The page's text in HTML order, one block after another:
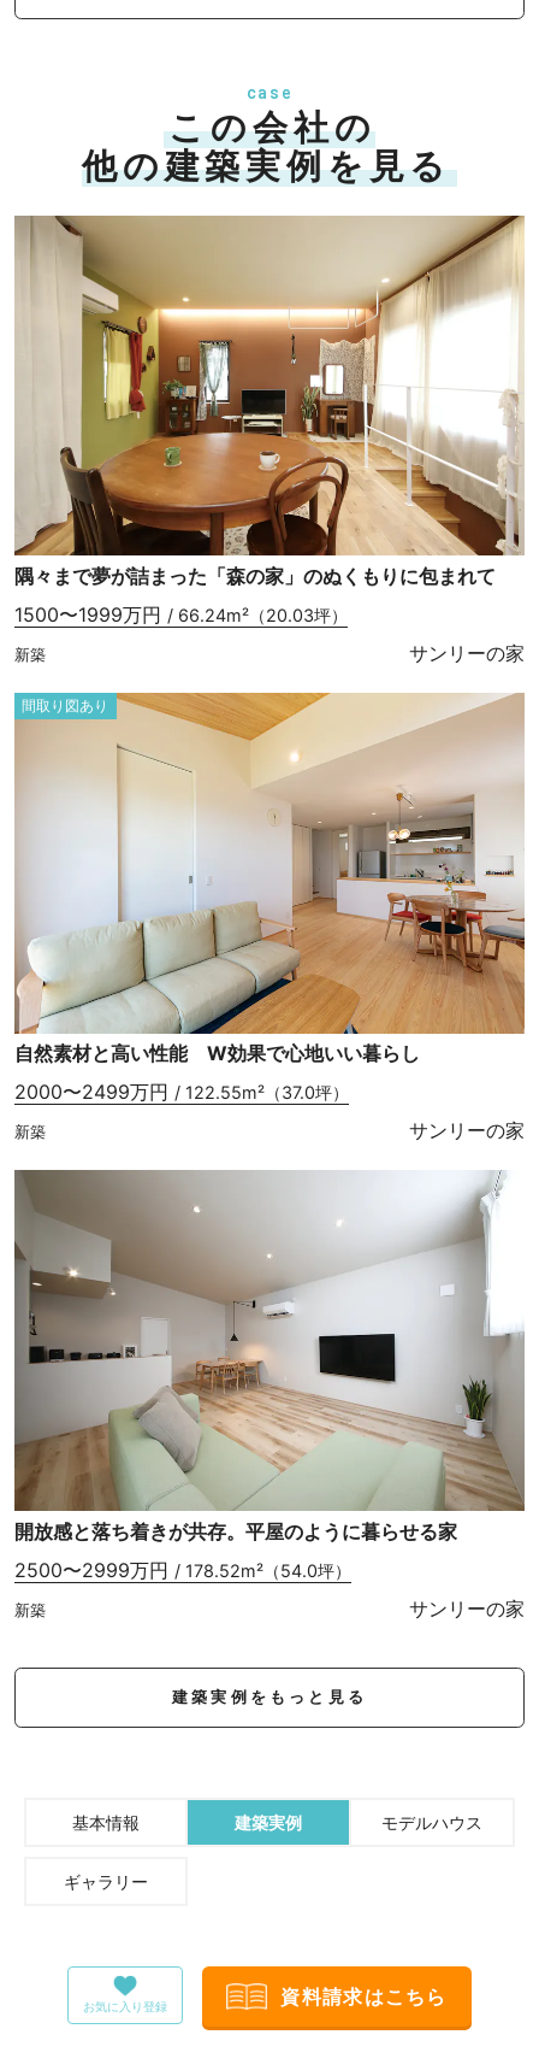
case
この会社の
他の建築実例を見る
隅々まで夢が詰まった「森の家」のぬくもりに包まれて
1500〜1999万円 / 66.24m²（20.03坪）
新築 サンリーの家
間取り図あり
自然素材と高い性能 W効果で心地いい暮らし
2000〜2499万円 / 122.55m²（37.0坪）
新築 サンリーの家
開放感と落ち着きが共存。平屋のように暮らせる家
2500〜2999万円 / 178.52m²（54.0坪）
新築 サンリーの家
建築実例をもっと見る
基本情報 建築実例 モデルハウス
ギャラリー
お気に入り登録 資料請求はこちら